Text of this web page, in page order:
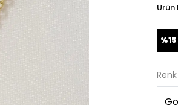
Ürün
%15
Renk